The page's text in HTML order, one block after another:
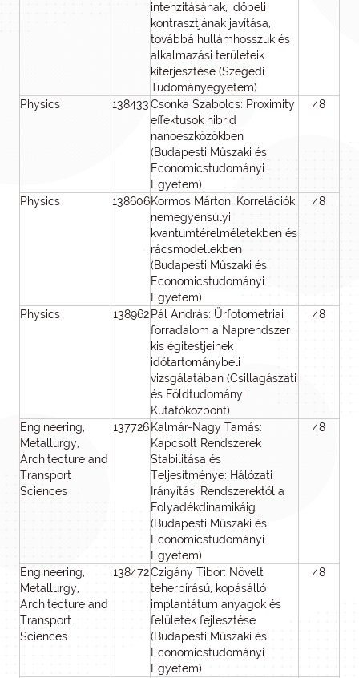
intenzitásának, időbeli
kontrasztjának javítása,
továbbá hullámhosszuk és
alkalmazási területeik
kiterjesztése (Szegedi
Tudományegyetem)
Physics 138433Csonka Szabolcs: Proximity
effektusok hibrid
nanoeszközökben
(Budapesti Műszaki és
Economicstudományi
Egyetem)
48
Physics 138606 Kormos Márton: Korrelációk
nemegyensúlyi
kvantumtérelméletekben és
rácsmodellekben
(Budapesti Műszaki és
Economicstudományi
Egyetem)
48
Physics 138962 Pál András: Űrfotometriai
forradalom a Naprendszer
kis égitestjeinek
időtartománybeli
vizsgálatában (Csillagászati
és Földtudományi
Kutatóközpont)
48
Engineering,
Metallurgy,
Architecture and
Transport
Sciences
137726 Kalmár-Nagy Tamás:
Kapcsolt Rendszerek
Stabilitása és
Teljesítménye: Hálózati
Irányítási Rendszerektől a
Folyadékdinamikáig
(Budapesti Műszaki és
Economicstudományi
Egyetem)
48
Engineering,
Metallurgy,
Architecture and
Transport
Sciences
138472Czigány Tibor: Növelt
teherbírású, kopásálló
implantátum anyagok és
felületek fejlesztése
(Budapesti Műszaki és
Economicstudományi
Egyetem)
48